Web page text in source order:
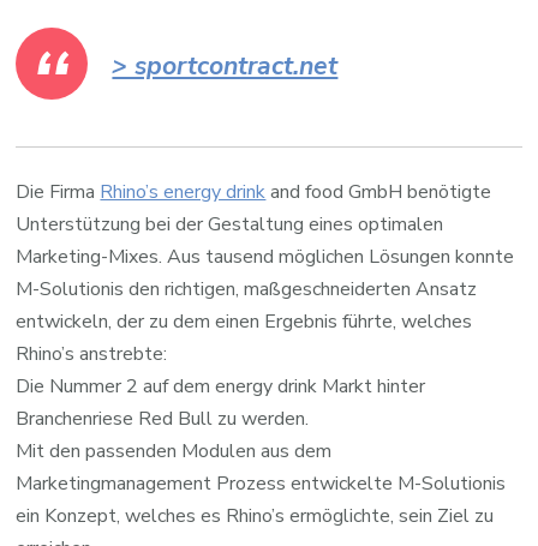
> sportcontract.net
Die Firma Rhino’s energy drinkand food GmbH benötigte
Unterstützung bei der Gestaltung eines optimalen
Marketing-Mixes. Aus tausend möglichen Lösungen konnte
M-Solutionis den richtigen, maßgeschneiderten Ansatz
entwickeln, der zu dem einen Ergebnis führte, welches
Rhino’s anstrebte:
Die Nummer 2 auf dem energy drink Markt hinter
Branchenriese Red Bull zu werden.
Mit den passenden Modulen aus dem
Marketingmanagement Prozess entwickelte M-Solutionis
ein Konzept, welches es Rhino’s ermöglichte, sein Ziel zu